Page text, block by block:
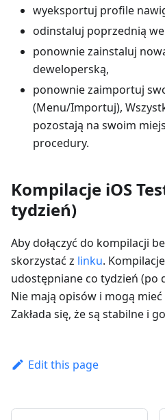
wyeksportuj profile
odinstaluj poprzednią
ponownie zainstaluj
deweloperską,
ponownie zaimportuj
(Menu/Importuj),
pozostają na swoim
procedury.
Kompilacje iOS
tydzień)
Aby dołączyć do kompilacji
skorzystać z linku.
udostępniane co tydzień (po
Nie mają opisów i mogą
Zakłada się, że są stabilne i
Edit this page